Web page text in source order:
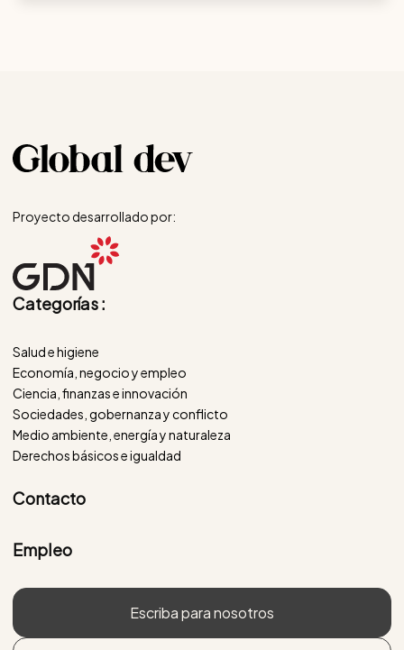
Proyecto desarrollado por:
Categorías :
Salud e higiene
Economía, negocio y empleo
Ciencia, finanzas e innovación
Sociedades, gobernanza y conflicto
Medio ambiente, energía y naturaleza
Derechos básicos e igualdad
Contacto
Empleo
Escriba para nosotros